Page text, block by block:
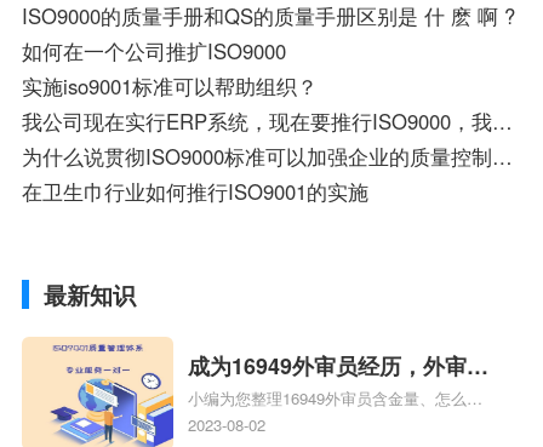
ISO9000的质量手册和QS的质量手册区别是 什 麽 啊 ?
如何在一个公司推扩ISO9000
实施iso9001标准可以帮助组织？
我公司现在实行ERP系统，现在要推行ISO9000，我需要如何做？
为什么说贯彻ISO9000标准可以加强企业的质量控制能力？
在卫生巾行业如何推行ISO9001的实施
最新知识
成为16949外审员经历，外审员
16949
小编为您整理16949外审员含金量、怎么才
能成为注册的TS16949:2009的外审员、我
2023-08-02